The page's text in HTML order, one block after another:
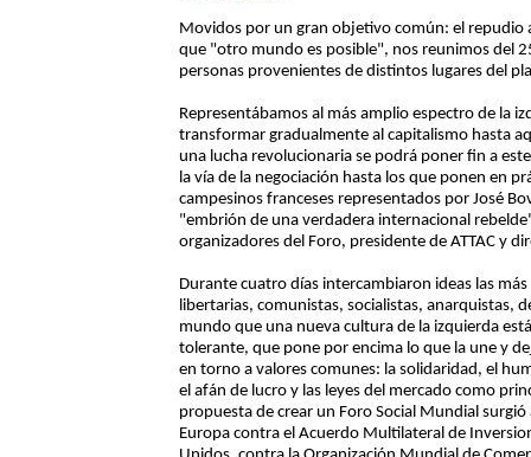
Movidos por un gran objetivo común: el repudio
que "otro mundo es posible", nos reunimos del
personas provenientes de distintos lugares del
Representábamos al más amplio espectro de la
transformar gradualmente al capitalismo hasta
una lucha revolucionaria se podrá poner fin a
la vía de la negociación hasta los que ponen en
campesinos franceses representados por José
"embrión de una verdadera internacional
organizadores del Foro, presidente de ATTAC y
Durante cuatro días intercambiaron ideas las
libertarias, comunistas, socialistas, anarquistas,
mundo que una nueva cultura de la izquierda
tolerante, que pone por encima lo que la une y
en torno a valores comunes: la solidaridad, el
el afán de lucro y las leyes del mercado como
propuesta de crear un Foro Social Mundial
Europa contra el Acuerdo Multilateral de